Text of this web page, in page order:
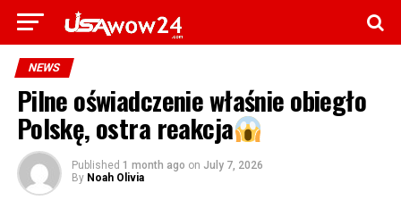
NEWS
Pilne oświadczenie właśnie obiegło
Polskę, ostra reakcja
Published 1 month ago on July 7, 2026
By Noah Olivia